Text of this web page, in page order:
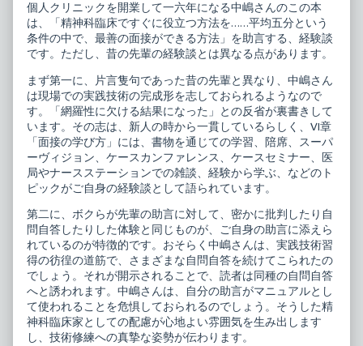
個人クリニックを開業して一六年になる中嶋さんのこの本
は、「精神科臨床ですぐに役立つ方法を……平均五分という
条件の中で、最善の面接ができる方法」を助言する、経験談
です。ただし、昔の先輩の経験談とは異なる点があります。
まず第一に、片言隻句であった昔の先輩と異なり、中嶋さん
は現場での実践技術の完成形を志しておられるようなので
す。「網羅性に欠ける結果になった」との反省が裏書きして
います。その志は、新人の時から一貫しているらしく、VI章
「面接の学び方」には、書物を通じての学習、陪席、スーパ
ーヴィジョン、ケースカンファレンス、ケースセミナー、医
局やナースステーションでの雑談、経験から学ぶ、などのト
ピックがご自身の経験談として語られています。
第二に、ボクらが先輩の助言に対して、密かに批判したり自
問自答したりした体験と同じものが、ご自身の助言に添えら
れているのが特徴的です。おそらく中嶋さんは、実践技術習
得の彷徨の道筋で、さまざまな自問自答を続けてこられたの
でしょう。それが開示されることで、読者は同種の自問自答
へと誘われます。中嶋さんは、自分の助言がマニュアルとし
て使われることを危惧しておられるのでしょう。そうした精
神科臨床家としての配慮が心地よい雰囲気を生み出します
し、技術修練への真摯な姿勢が伝わります。